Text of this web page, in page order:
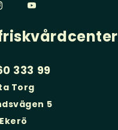
333 99
Torg
5